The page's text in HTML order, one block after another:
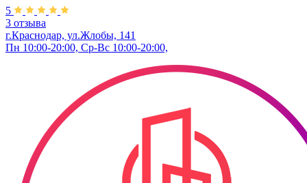
5
3 отзыва
г.Краснодар, ул.Жлобы, 141
Пн 10:00-20:00, Ср-Вс 10:00-20:00,